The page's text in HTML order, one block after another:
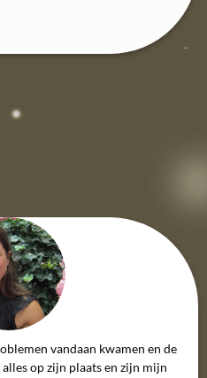
vandaan kwamen en de
op zijn plaats en zijn mijn